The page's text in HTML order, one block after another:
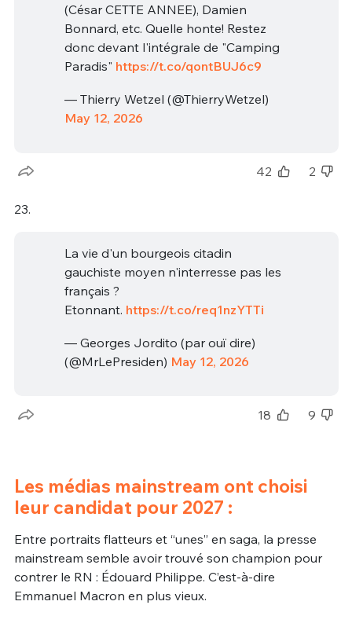
(César CETTE ANNEE), Damien
Bonnard, etc. Quelle honte! Restez
donc devant l'intégrale de "Camping
Paradis" https://t.co/qontBUJ6c9
— Thierry Wetzel (@ThierryWetzel)
May 12, 2026
42 2
23.
La vie d'un bourgeois citadin
gauchiste moyen n'interresse pas les
français ?
Etonnant. https://t.co/req1nzYTTi
— Georges Jordito (par ouï dire)
(@MrLePresiden) May 12, 2026
18 9
Les médias mainstream ont choisi
leur candidat pour 2027 :
Entre portraits flatteurs et “unes” en saga, la presse
mainstream semble avoir trouvé son champion pour
contrer le RN : Édouard Philippe. C’est-à-dire
Emmanuel Macron en plus vieux.